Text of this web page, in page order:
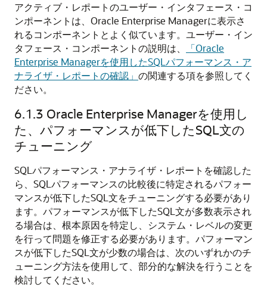
アクティブ・レポートのユーザー・インタフェース・コ
ンポーネントは、Oracle Enterprise Managerに表示さ
れるコンポーネントとよく似ています。ユーザー・イン
タフェース・コンポーネントの説明は、
「Oracle
Enterprise Managerを使用したSQLパフォーマンス・ア
ナライザ・レポートの確認」 の関連する項を参照してく
ださい。
6.1.3 Oracle Enterprise Managerを使用し
た、パフォーマンスが低下したSQL文の
チューニング
SQLパフォーマンス・アナライザ・レポートを確認した
ら、SQLパフォーマンスの比較後に特定されるパフォー
マンスが低下したSQL文をチューニングする必要があり
ます。 パフォーマンスが低下したSQL文が多数表示され
る場合は、根本原因を特定し、システム・レベルの変更
を行って問題を修正する必要があります。パフォーマン
スが低下したSQL文が少数の場合は、次のいずれかのチ
ューニング方法を使用して、部分的な解決を行うことを
検討してください。